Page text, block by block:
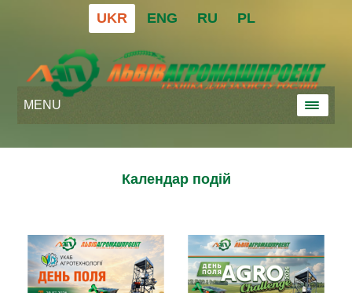
UKR ENG RU PL
MENU
Календар подій